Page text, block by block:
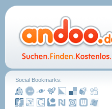
Social Bookmarks: